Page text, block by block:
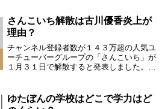
声もあるけど、それさえ頭が良くないと上
手くは出来な...
さんこいち解散は古川優香炎上が
理由？
チャンネル登録者数が１４３万超の人気ユ
ーチューバーグループの「さんこいち」が
１月３１日で解散すると発表しました。
す。そんな中、メンバーの不仲説がクロー
ズアップされ炎...
ゆたぼんの学校はどこで学力はど